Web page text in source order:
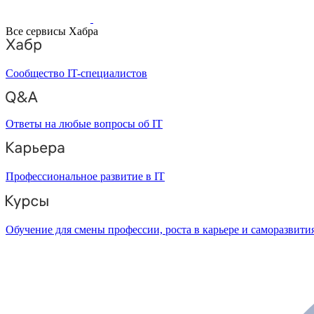
Все сервисы Хабра
Сообщество IT-специалистов
Ответы на любые вопросы об IT
Профессиональное развитие в IT
Обучение для смены профессии, роста в карьере и